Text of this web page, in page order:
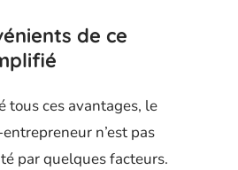
de ce
tous ces avantages, le
n’est pas
par quelques facteurs.